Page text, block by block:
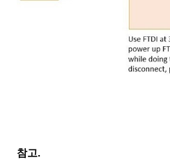
참고.